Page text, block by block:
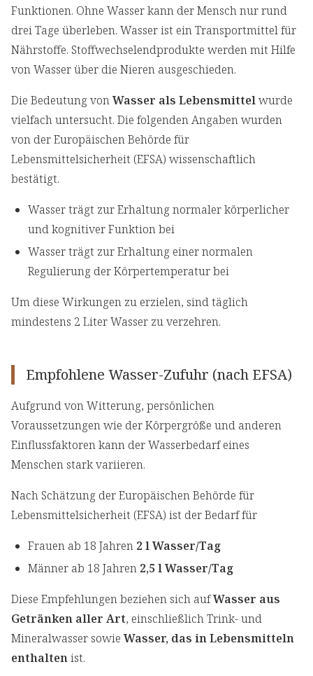
Funktionen. Ohne Wasser kann der Mensch nur rund
drei Tage überleben. Wasser ist ein Transportmittel für
Nährstoffe. Stoffwechselendprodukte werden mit Hilfe
von Wasser über die Nieren ausgeschieden.
Die Bedeutung vonWasser als Lebensmittelwurde
vielfach untersucht. Die folgenden Angaben wurden
von der Europäischen Behörde für
Lebensmittelsicherheit (EFSA) wissenschaftlich
bestätigt.
Wasser trägt zur Erhaltung normaler körperlicher
und kognitiver Funktion bei
Wasser trägt zur Erhaltung einer normalen
Regulierung der Körpertemperatur bei
Um diese Wirkungen zu erzielen, sind täglich
mindestens 2 Liter Wasser zu verzehren.
Empfohlene Wasser-Zufuhr (nach EFSA)
Aufgrund von Witterung, persönlichen
Voraussetzungen wie der Körpergröße und anderen
Einflussfaktoren kann der Wasserbedarf eines
Menschen stark variieren.
Nach Schätzung der Europäischen Behörde für
Lebensmittelsicherheit (EFSA) ist der Bedarf für
Frauen ab 18 Jahren 2 l Wasser/Tag
Männer ab 18 Jahren 2,5 l Wasser/Tag
Diese Empfehlungen beziehen sich aufWasser aus
Getränken aller Art, einschließlich Trink- und
Mineralwasser sowieWasser, das in Lebensmitteln
enthaltenist.